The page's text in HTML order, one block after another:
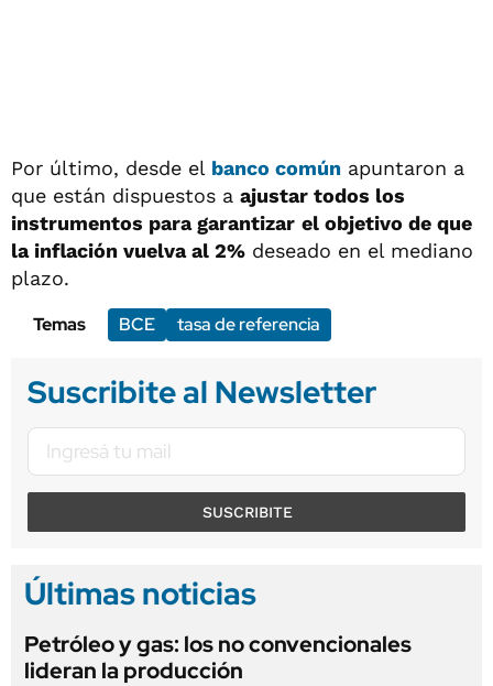
Por último, desde el banco común apuntaron a
que están dispuestos a ajustar todos los
instrumentos para garantizar el objetivo de que
la inflación vuelva al 2% deseado en el mediano
plazo.
Temas
BCE tasa de referencia
Suscribite al Newsletter
SUSCRIBITE
Últimas noticias
Petróleo y gas: los no convencionales
lideran la producción